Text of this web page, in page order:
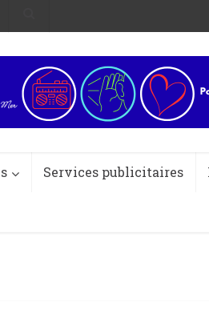
Services publicitaires